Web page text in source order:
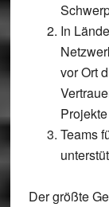
In
vor Ort
Teams
Der größte